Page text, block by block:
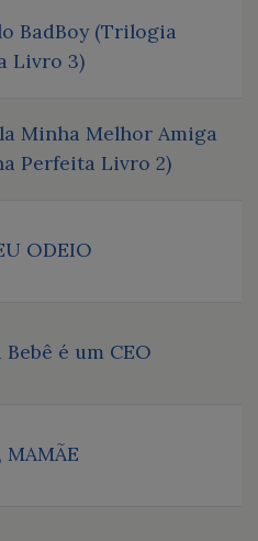
BadBoy (Trilogia
Livro 3)
Minha Melhor Amiga
Perfeita Livro 2)
ODEIO
é um CEO
MAMÃE